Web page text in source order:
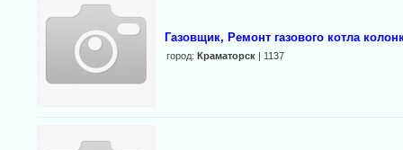
Газовщик, Ремонт газового котла
город: Краматорск| 1137